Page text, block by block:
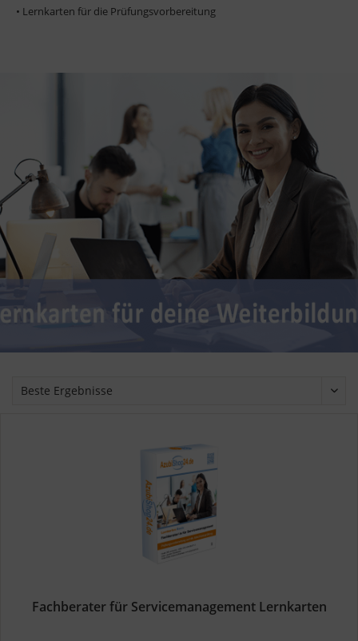
• Lernkarten für die Prüfungsvorbereitung
Fachberater für Servicemanagement Lernkarten